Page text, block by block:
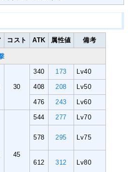
コスト ATK 属性値 備考
30
340 173 Lv40
408 208 Lv50
476 243 Lv60
45
544 277 Lv70
578 295 Lv75
612 312 Lv80